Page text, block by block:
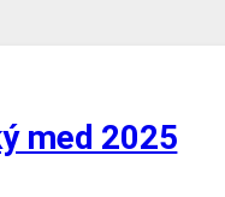
med 2025